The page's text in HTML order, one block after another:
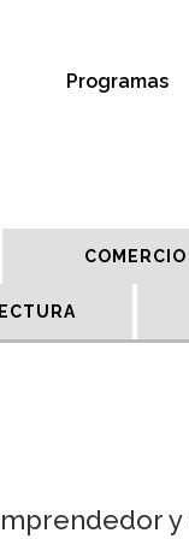
Programas
COMERCIO